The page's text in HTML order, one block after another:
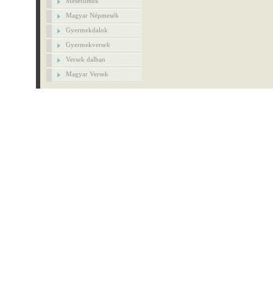
Magyar Népmesék
Gyermekdalok
Gyermekversek
Versek dalban
Magyar Versek